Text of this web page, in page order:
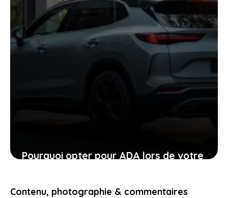
Pourquoi opter pour ADA lors de votre
étape
Contenu, photographie & commentaires